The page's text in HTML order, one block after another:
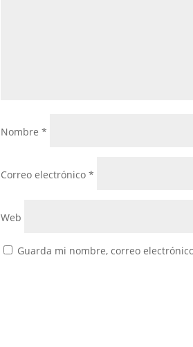
Nombre*
Correo electrónico*
Web
Guarda mi nombre, correo